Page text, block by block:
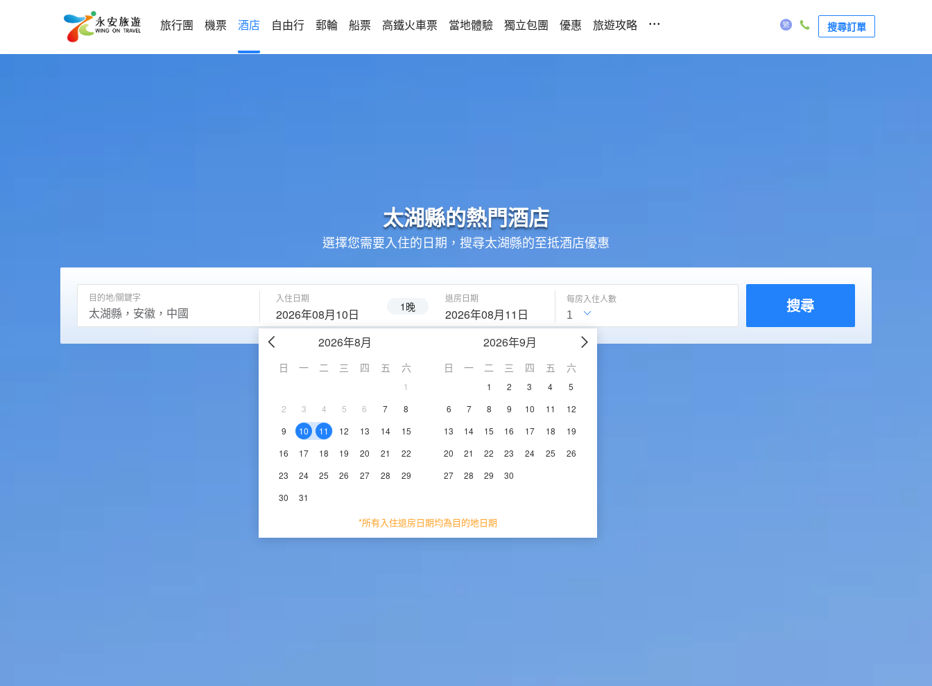
旅行團 機票 酒店 自由行 郵輪 船票 高鐵火車票 當地體驗 獨立包團 優惠 旅遊攻略 ... 搜尋訂單
太湖縣的熱門酒店
選擇您需要入住的日期，搜尋太湖縣的至抵酒店優惠
目的地/關鍵字 入住日期
2026年08月10日 1晚
退房日期
2026年08月11日
2026年8月
日 一 二 三 四 五 六
1
2
3 4 5 6 7
8
9
10 11 12 13 14
15
16
17 18 19 20 21
22
23
24 25 26 27 28
29
30
31
2026年9月
日 一 二 三 四 五 六
1 2 3 4
5
6
7 8 9 10 11
12
13
14 15 16 17 18
19
20
21 22 23 24 25
26
27
28 29 30
*所有入住退房日期均為目的地日期
每房入住人數 搜尋